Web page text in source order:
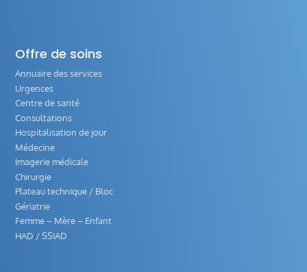
Offre de soins
Annuaire des services
Urgences
Centre de santé
Consultations
Hospitalisation de jour
Médecine
Imagerie médicale
Chirurgie
Plateau technique / Bloc
Gériatrie
Femme – Mère – Enfant
HAD / SSIAD